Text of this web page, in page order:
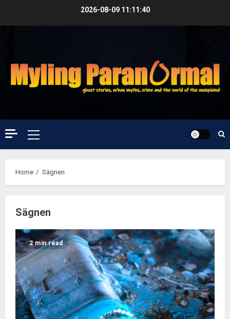
2026-08-09 11:11:41
Primary
Menu
Home Sägnen
Sägnen
2 min read